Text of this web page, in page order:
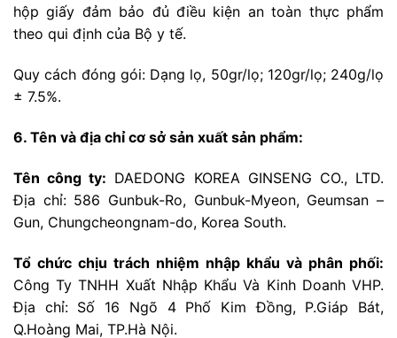
hộp giấy đảm bảo đủ điều kiện an toàn thực phẩm
theo qui định của Bộ y tế.
Quy cách đóng gói: Dạng lọ, 50gr/lọ; 120gr/lọ; 240g/lọ
± 7.5%.
6. Tên và địa chỉ cơ sở sản xuất sản phẩm:
Tên công ty: DAEDONG KOREA GINSENG CO., LTD.
Địa chỉ: 586 Gunbuk-Ro, Gunbuk-Myeon, Geumsan –
Gun, Chungcheongnam-do, Korea South.
Tổ chức chịu trách nhiệm nhập khẩu và phân phối:
Công Ty TNHH Xuất Nhập Khẩu Và Kinh Doanh VHP.
Địa chỉ: Số 16 Ngõ 4 Phố Kim Đồng, P.Giáp Bát,
Q.Hoàng Mai, TP.Hà Nội.